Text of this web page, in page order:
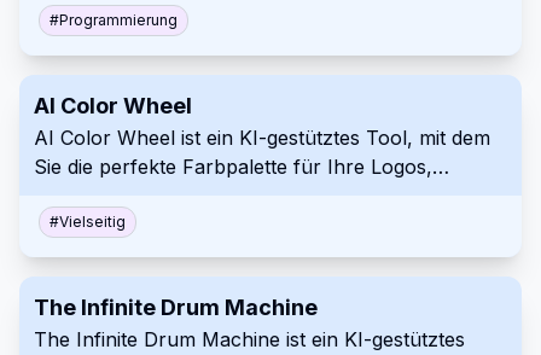
fortschrittlicher KI-Funktionen verbessert.
Basierend auf einer Abzweigung von Visual Studio
prädiktives Editieren und Befehle in natürlicher
Sprache, was ihn zu einem wertvollen Werkzeug
für Entwickler aller Niveaus macht.
#Programmierung
AI Color Wheel
AI Color Wheel ist ein KI-gestütztes Tool, mit dem
Sie die perfekte Farbpalette für Ihre Logos,
Grafikdesigns finden können. Durch das
Hochladen Ihres Flat Designs generiert das Tool
Farbvariationen, die auf klassischen und modernen
Kunstbewegungen basieren. Es ist, als hätten Sie
#Vielseitig
The Infinite Drum Machine
The Infinite Drum Machine ist ein KI-gestütztes